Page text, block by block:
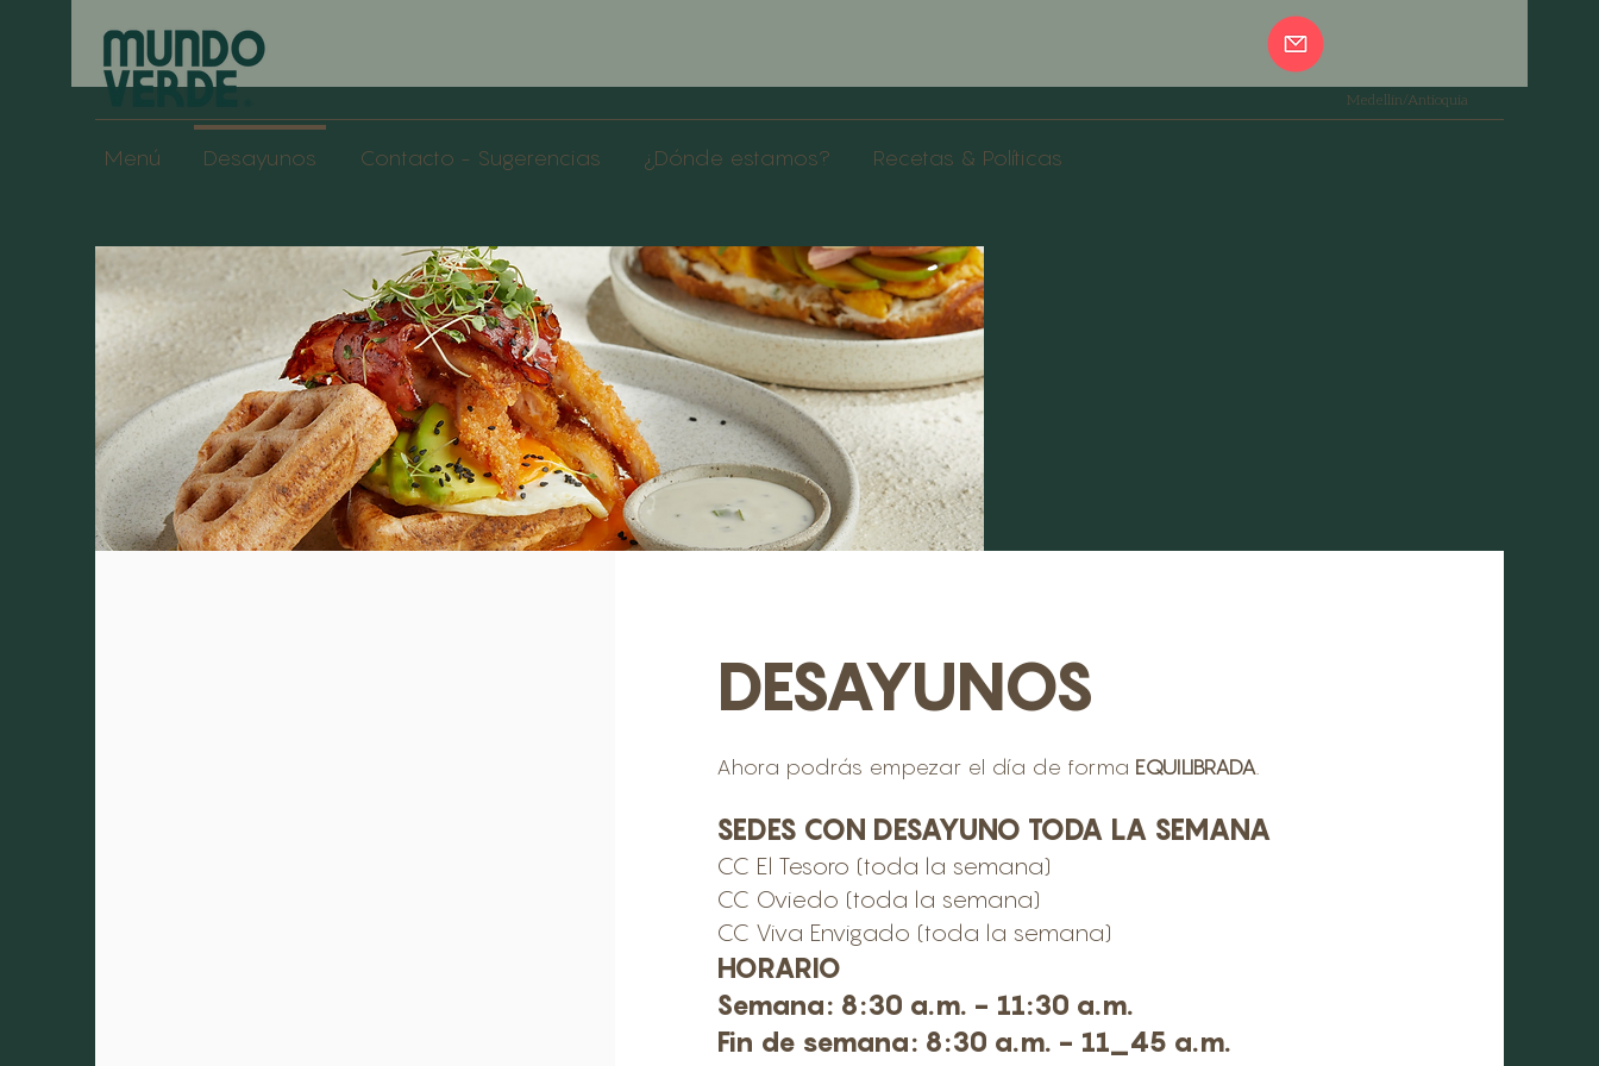
Menú Desayunos Contacto - Sugerencias ¿Dónde estamos? Recetas & Políticas
Medellín/Antioquia
DESAYUNOS
Ahora podrás empezar el día de forma EQUILIBRADA
SEDES CON DESAYUNO TODA LA SEMANA
CC El Tesoro (toda la semana)
CC Oviedo (toda la semana)
CC Viva Envigado (toda la semana)
HORARIO
Semana: 8:30 a.m. - 11:30 a.m.
Fin de semana: 8:30 a.m. - 11_45 a.m.